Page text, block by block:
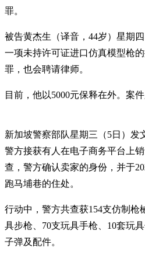
罪。
被告黄杰生（译音，44岁）星期
一项未持许可证进口仿真模型枪
罪，也会聘请律师。
目前，他以5000元保释在外。案
新加坡警察部队星期三（5日）发
警方接获有人在电子商务平台上
查，警方确认卖家的身份，并于
跑马埔巷的住处。
行动中，警方共查获154支仿制枪
具步枪、70支玩具手枪、10套玩
子弹及配件。